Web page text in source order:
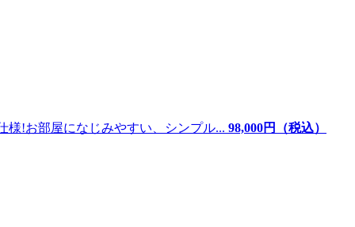
様!お部屋になじみやすい、シンプル... 98,000円（税込）